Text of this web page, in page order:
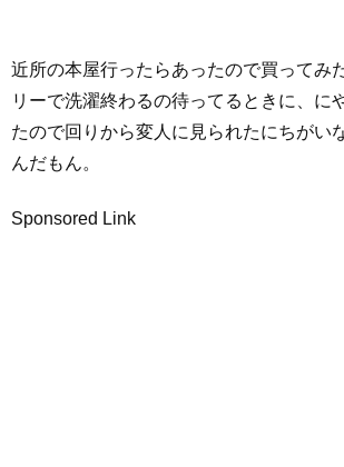
近所の本屋行ったらあったので買ってみ
リーで洗濯終わるの待ってるときに、に
たので回りから変人に見られたにちがい
んだもん。
Sponsored Link